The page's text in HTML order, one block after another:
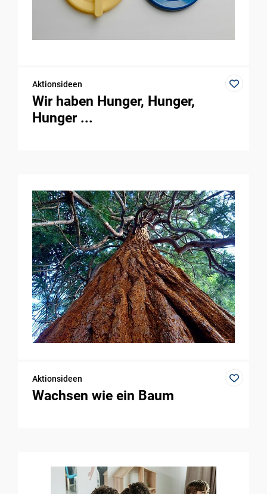
Aktionsideen
Wir haben Hunger, Hunger,
Hunger ...
Aktionsideen
Wachsen wie ein Baum